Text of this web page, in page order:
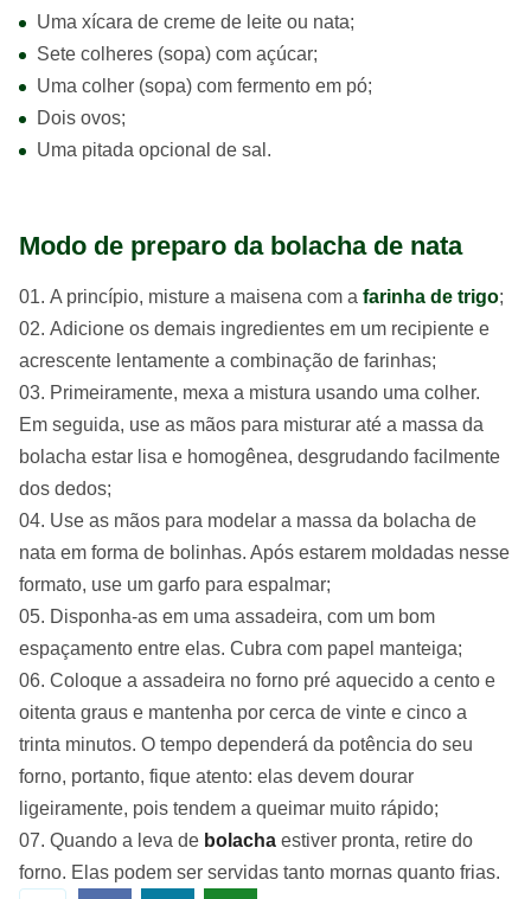
Uma xícara de creme de leite ou nata;
Sete colheres (sopa) com açúcar;
Uma colher (sopa) com fermento em pó;
Dois ovos;
Uma pitada opcional de sal.
Modo de preparo da bolacha de nata
A princípio, misture a maisena com a farinha de trigo;
Adicione os demais ingredientes em um recipiente e
acrescente lentamente a combinação de farinhas;
Primeiramente, mexa a mistura usando uma colher.
Em seguida, use as mãos para misturar até a massa da
bolacha estar lisa e homogênea, desgrudando facilmente
dos dedos;
Use as mãos para modelar a massa da bolacha de
nata em forma de bolinhas. Após estarem moldadas nesse
formato, use um garfo para espalmar;
Disponha-as em uma assadeira, com um bom
espaçamento entre elas. Cubra com papel manteiga;
Coloque a assadeira no forno pré aquecido a cento e
oitenta graus e mantenha por cerca de vinte e cinco a
trinta minutos. O tempo dependerá da potência do seu
forno, portanto, fique atento: elas devem dourar
ligeiramente, pois tendem a queimar muito rápido;
Quando a leva de bolacha estiver pronta, retire do
forno. Elas podem ser servidas tanto mornas quanto frias.